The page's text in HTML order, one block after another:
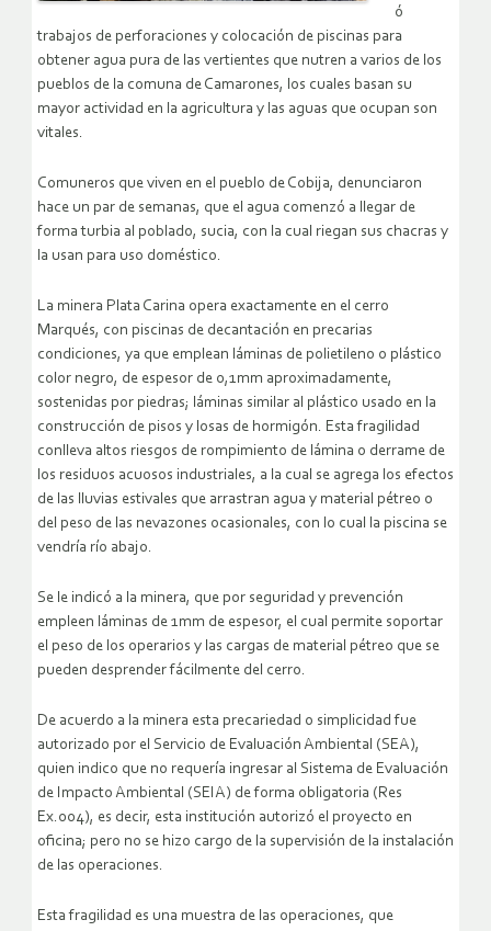
ó
trabajos de perforaciones y colocación de piscinas para
obtener agua pura de las vertientes que nutren a varios de los
pueblos de la comuna de Camarones, los cuales basan su
mayor actividad en la agricultura y las aguas que ocupan son
vitales.
Comuneros que viven en el pueblo de Cobija, denunciaron
hace un par de semanas, que el agua comenzó a llegar de
forma turbia al poblado, sucia, con la cual riegan sus chacras y
la usan para uso doméstico.
La minera Plata Carina opera exactamente en el cerro
Marqués, con piscinas de decantación en precarias
condiciones, ya que emplean láminas de polietileno o plástico
color negro, de espesor de 0,1mm aproximadamente,
sostenidas por piedras; láminas similar al plástico usado en la
construcción de pisos y losas de hormigón. Esta fragilidad
conlleva altos riesgos de rompimiento de lámina o derrame de
los residuos acuosos industriales, a la cual se agrega los efectos
de las lluvias estivales que arrastran agua y material pétreo o
del peso de las nevazones ocasionales, con lo cual la piscina se
vendría río abajo.
Se le indicó a la minera, que por seguridad y prevención
empleen láminas de 1mm de espesor, el cual permite soportar
el peso de los operarios y las cargas de material pétreo que se
pueden desprender fácilmente del cerro.
De acuerdo a la minera esta precariedad o simplicidad fue
autorizado por el Servicio de Evaluación Ambiental (SEA),
quien indico que no requería ingresar al Sistema de Evaluación
de Impacto Ambiental (SEIA) de forma obligatoria (Res
Ex.004), es decir, esta institución autorizó el proyecto en
oficina; pero no se hizo cargo de la supervisión de la instalación
de las operaciones.
Esta fragilidad es una muestra de las operaciones, que